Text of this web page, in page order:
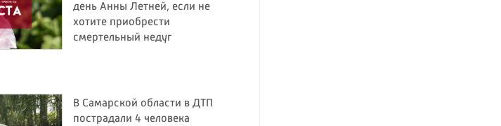
день Анны Летней, если не
хотите приобрести
смертельный недуг
В Самарской области в ДТП
пострадали 4 человека